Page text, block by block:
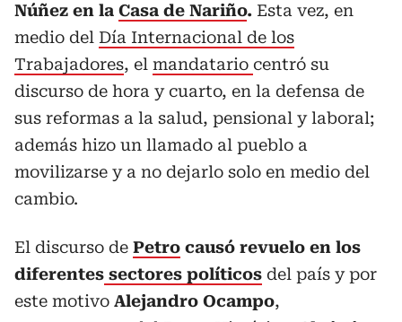
Núñez en la Casa de Nariño. Esta vez, en
medio del Día Internacional de los
Trabajadores, el mandatario centró su
discurso de hora y cuarto, en la defensa de
sus reformas a la salud, pensional y laboral;
además hizo un llamado al pueblo a
movilizarse y a no dejarlo solo en medio del
cambio.
El discurso de Petro causó revuelo en los
diferentes sectores políticos del país y por
este motivo Alejandro Ocampo,